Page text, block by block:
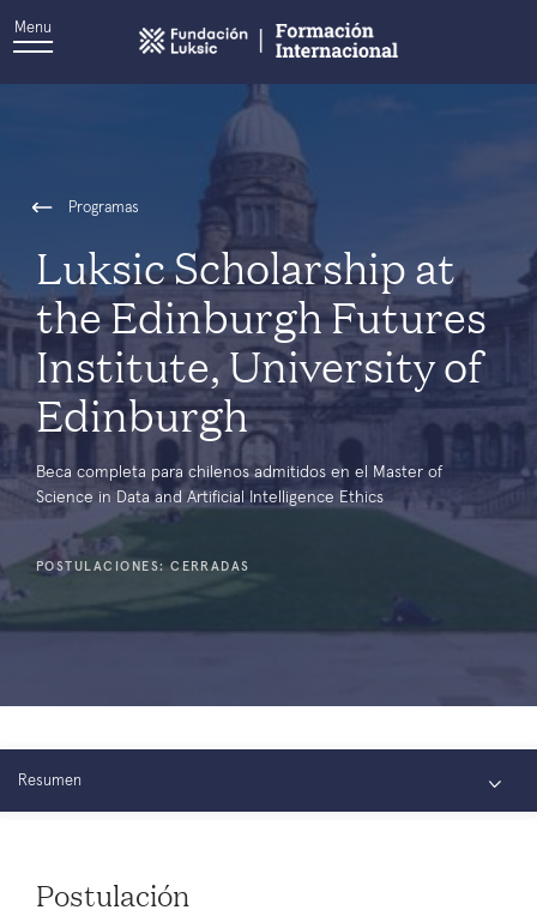
Menu
Programas
Luksic Scholarship at
the Edinburgh Futures
Institute, University of
Edinburgh
Beca completa para chilenos admitidos en el Master of
Science in Data and Artificial Intelligence Ethics
POSTULACIONES: CERRADAS
Resumen
Postulación